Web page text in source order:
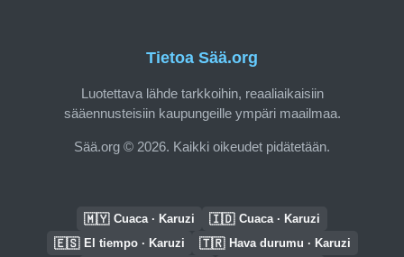
Tietoa Sää.org
Luotettava lähde tarkkoihin, reaaliaikaisiin
sääennusteisiin kaupungeille ympäri maailmaa.
Sää.org © 2026. Kaikki oikeudet pidätetään.
🇲🇾 Cuaca · Karuzi 🇮🇩 Cuaca · Karuzi
🇪🇸 El tiempo · Karuzi 🇹🇷 Hava durumu · Karuzi